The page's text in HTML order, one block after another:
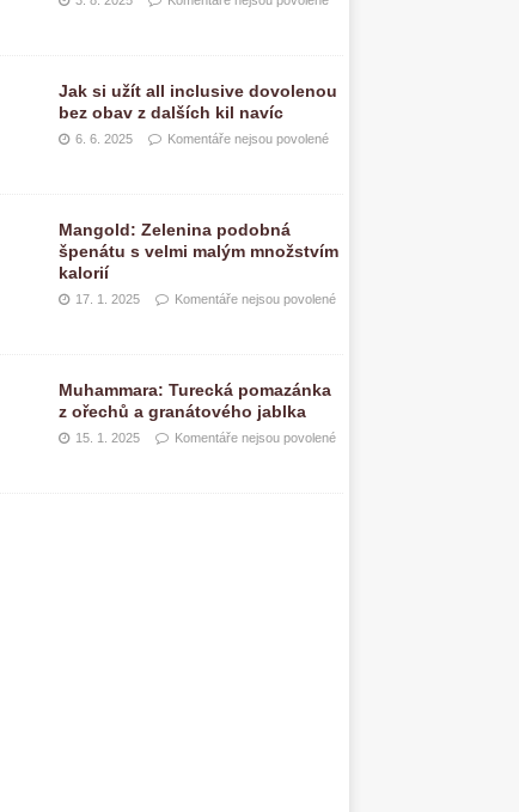
Jak si užít all inclusive dovolenou
bez obav z dalších kil navíc
6. 6. 2025 Komentáře nejsou povolené
Mangold: Zelenina podobná
špenátu s velmi malým množstvím
kalorií
17. 1. 2025 Komentáře nejsou povolené
Muhammara: Turecká pomazánka
z ořechů a granátového jablka
15. 1. 2025 Komentáře nejsou povolené